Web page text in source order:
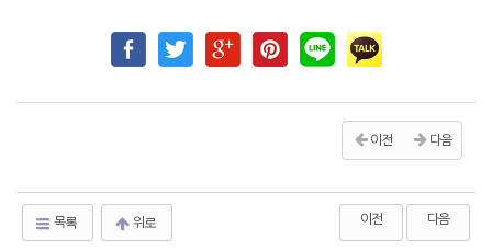
이전 다음
목록 위로 이전 다음